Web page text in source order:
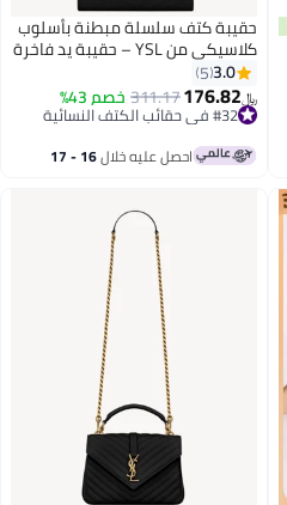
4
حقيبة كتف سلسلة مبطنة بأسلوب
كلاسيكي من YSL – حقيبة يد فاخرة
قابلة للتقاطع مع تفاصيل شعار
مميزة، تشطيب من الجلد الفاخر
3.0
5
﷼‏176.82
311.17خصم 43%
#32 في حقائب الكتف النسائية
احصل عليه خلال 16 - 17